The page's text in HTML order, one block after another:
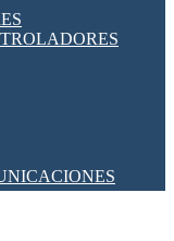
DE CORRIENTE
PROGRAMABLES